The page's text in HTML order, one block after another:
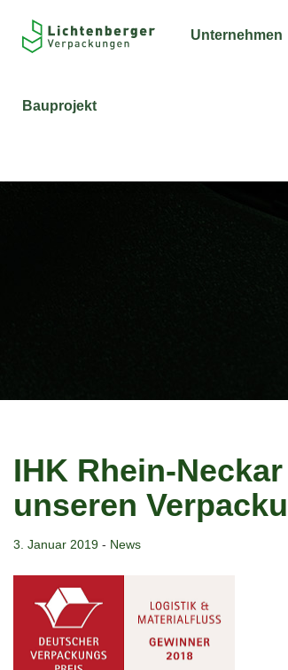
Unternehmen
Bauprojekt
IHK Rhein-
unseren
3. Januar 2019 - News